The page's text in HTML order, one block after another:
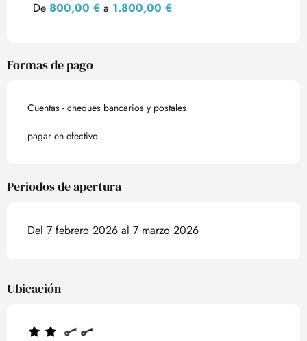
De 800,00 € a 1.800,00 €
Formas de pago
Cuentas - cheques bancarios y postales
pagar en efectivo
Periodos de apertura
Del 7 febrero 2026 al 7 marzo 2026
Ubicación